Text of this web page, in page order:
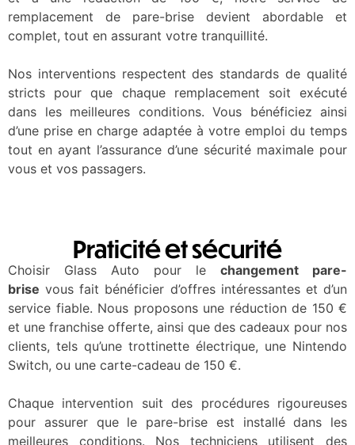
remplacement de pare-brise devient abordable et
complet, tout en assurant votre tranquillité.
Nos interventions respectent des standards de qualité
stricts pour que chaque remplacement soit exécuté
dans les meilleures conditions. Vous bénéficiez ainsi
d’une prise en charge adaptée à votre emploi du temps
tout en ayant l’assurance d’une sécurité maximale pour
vous et vos passagers.
Praticité et sécurité
Choisir Glass Auto pour le changement pare-
brise vous fait bénéficier d’offres intéressantes et d’un
service fiable. Nous proposons une réduction de 150 €
et une franchise offerte, ainsi que des cadeaux pour nos
clients, tels qu’une trottinette électrique, une Nintendo
Switch, ou une carte-cadeau de 150 €.
Chaque intervention suit des procédures rigoureuses
pour assurer que le pare-brise est installé dans les
meilleures conditions. Nos techniciens utilisent des